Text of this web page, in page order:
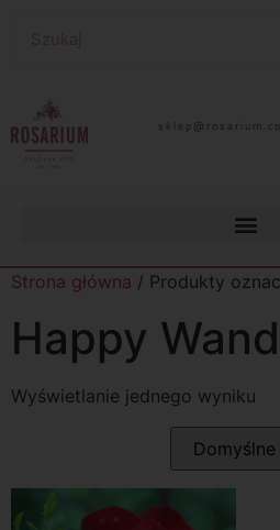
Strona główna / Produkty
Happy
Wyświetlanie jednego wyniku